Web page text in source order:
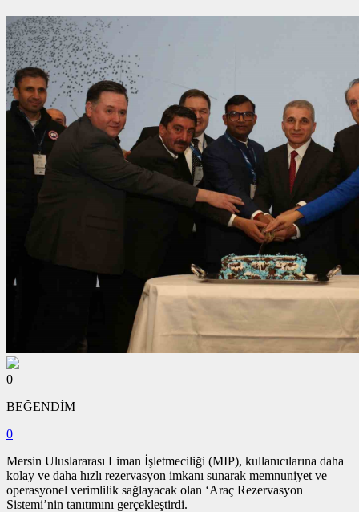
0
BEĞENDİM
0
Mersin Uluslararası Liman İşletmeciliği (MIP), kullanıcılarına daha
kolay ve daha hızlı rezervasyon imkanı sunarak memnuniyet ve
operasyonel verimlilik sağlayacak olan ‘Araç Rezervasyon
Sistemi’nin tanıtımını gerçekleştirdi.